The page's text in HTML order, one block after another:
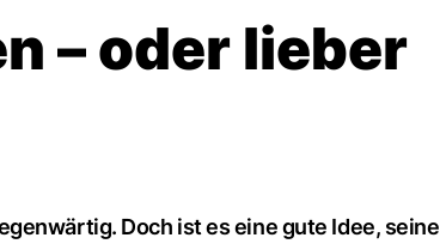
– oder lieber
Doch ist es eine gute Idee, seine